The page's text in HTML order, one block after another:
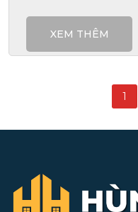
XEM THÊM
1